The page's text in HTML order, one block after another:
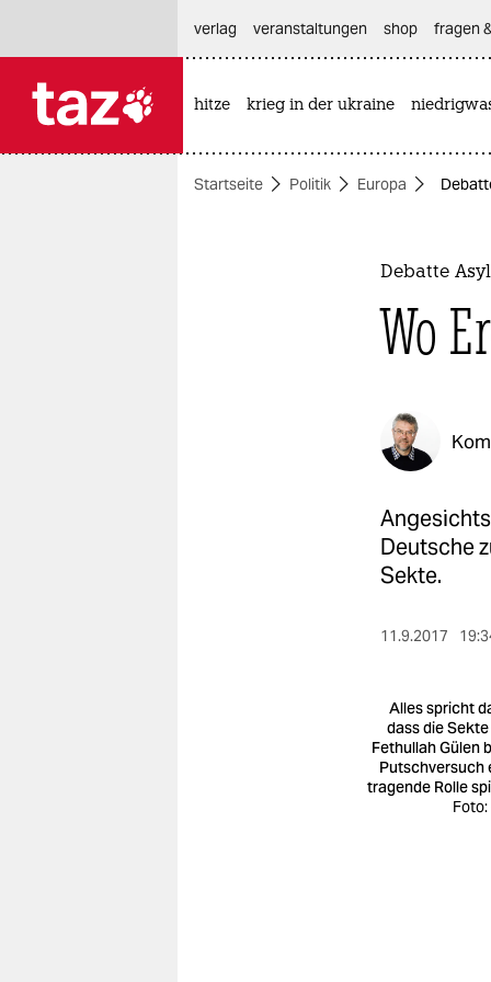
themen
verlag
veranstaltungen shop fragen
hitze krieg in der ukraine
Startseite Politik Europa
Debatte
Wo
Deutsche
Sekte.
11.9.2017
Alles spricht
dass die
Fethullah Gülen
Putschversuch
tragende Rolle